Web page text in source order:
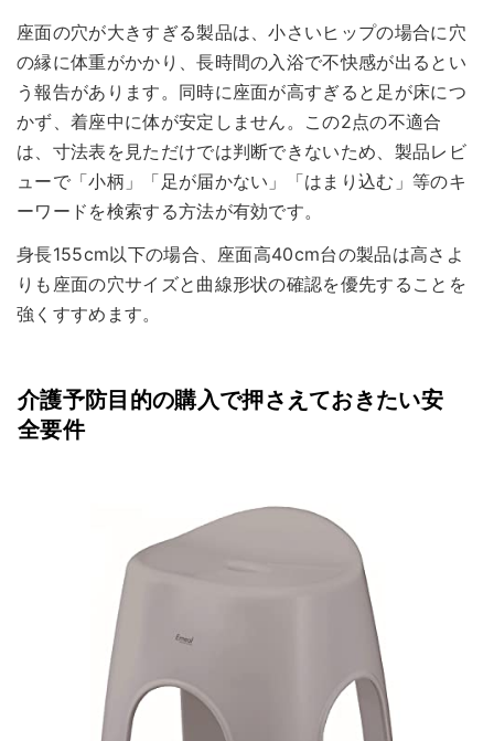
座面の穴が大きすぎる製品は、小さいヒップの場合に穴
の縁に体重がかかり、長時間の入浴で不快感が出るとい
う報告があります。同時に座面が高すぎると足が床につ
かず、着座中に体が安定しません。この2点の不適合
は、寸法表を見ただけでは判断できないため、製品レビ
ューで「小柄」「足が届かない」「はまり込む」等のキ
ーワードを検索する方法が有効です。
身長155cm以下の場合、座面高40cm台の製品は高さよ
りも座面の穴サイズと曲線形状の確認を優先することを
強くすすめます。
介護予防目的の購入で押さえておきたい安
全要件